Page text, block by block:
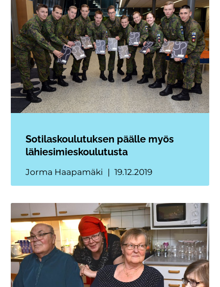
Sotilaskoulutuksen päälle myös
lähiesimieskoulutusta
Jorma Haapamäki 19.12.2019